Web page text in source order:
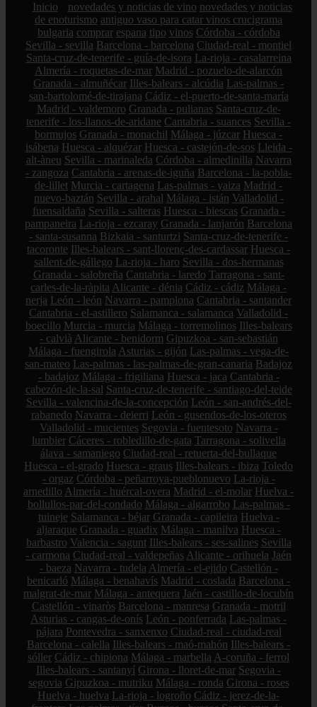
Inicio novedades y noticias de vino novedades y noticias
de enoturismo antiguo vaso para catar vinos crucigrama
bulgaria comprar espana tipo vinos Córdoba - córdoba
Sevilla - sevilla Barcelona - barcelona Ciudad-real - montiel
Santa-cruz-de-tenerife - guía-de-isora La-rioja - casalarreina
Almería - roquetas-de-mar Madrid - pozuelo-de-alarcón
Granada - almuñécar Illes-balears - alcúdia Las-palmas -
san-bartolomé-de-tirajana Cádiz - el-puerto-de-santa-maría
Madrid - valdemoro Granada - pulianas Santa-cruz-de-
tenerife - los-llanos-de-aridane Cantabria - suances Sevilla -
bormujos Granada - monachil Málaga - júzcar Huesca -
isábena Huesca - alquézar Huesca - castejón-de-sos Lleida -
alt-àneu Sevilla - marinaleda Córdoba - almedinilla Navarra
- zangoza Cantabria - arenas-de-iguña Barcelona - la-pobla-
de-lillet Murcia - cartagena Las-palmas - yaiza Madrid -
nuevo-baztán Sevilla - arahal Málaga - istán Valladolid -
fuensaldaña Sevilla - salteras Huesca - biescas Granada -
pampaneira La-rioja - ezcaray Granada - lanjarón Barcelona
- santa-susanna Bizkaia - santurtzi Santa-cruz-de-tenerife -
tacoronte Illes-balears - sant-llorenç-des-cardassar Huesca -
sallent-de-gállego La-rioja - haro Sevilla - dos-hermanas
Granada - salobreña Cantabria - laredo Tarragona - sant-
carles-de-la-ràpita Alicante - dénia Cádiz - cádiz Málaga -
nerja León - león Navarra - pamplona Cantabria - santander
Cantabria - el-astillero Salamanca - salamanca Valladolid -
boecillo Murcia - murcia Málaga - torremolinos Illes-balears
- calvià Alicante - benidorm Gipuzkoa - san-sebastián
Málaga - fuengirola Asturias - gijón Las-palmas - vega-de-
san-mateo Las-palmas - las-palmas-de-gran-canaria Badajoz
- badajoz Málaga - frigiliana Huesca - jaca Cantabria -
cabezón-de-la-sal Santa-cruz-de-tenerife - santiago-del-teide
Sevilla - valencina-de-la-concepción León - san-andrés-del-
rabanedo Navarra - deierri León - gusendos-de-los-oteros
Valladolid - mucientes Segovia - fuentesoto Navarra -
lumbier Cáceres - robledillo-de-gata Tarragona - solivella
álava - samaniego Ciudad-real - retuerta-del-bullaque
Huesca - el-grado Huesca - graus Illes-balears - ibiza Toledo
- orgaz Córdoba - peñarroya-pueblonuevo La-rioja -
arnedillo Almería - huércal-overa Madrid - el-molar Huelva -
bollullos-par-del-condado Málaga - algarrobo Las-palmas -
tuineje Salamanca - béjar Granada - capileira Huelva -
aljaraque Granada - guadix Málaga - manilva Huesca -
barbastro Valencia - sagunt Illes-balears - ses-salines Sevilla
- carmona Ciudad-real - valdepeñas Alicante - orihuela Jaén
- baeza Navarra - tudela Almería - el-ejido Castellón -
benicarló Málaga - benahavís Madrid - coslada Barcelona -
malgrat-de-mar Málaga - antequera Jaén - castillo-de-locubín
Castellón - vinaròs Barcelona - manresa Granada - motril
Asturias - cangas-de-onís León - ponferrada Las-palmas -
pájara Pontevedra - sanxenxo Ciudad-real - ciudad-real
Barcelona - calella Illes-balears - maó-mahón Illes-balears -
sóller Cádiz - chipiona Málaga - marbella A-coruña - ferrol
Illes-balears - santanyí Girona - lloret-de-mar Segovia -
segovia Gipuzkoa - mutriku Málaga - ronda Girona - roses
Huelva - huelva La-rioja - logroño Cádiz - jerez-de-la-